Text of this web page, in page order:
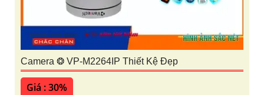
Camera ❂ VP-M2264IP Thiết Kệ Đẹp
Giá : 30%